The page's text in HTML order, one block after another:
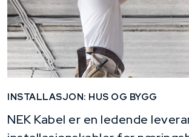
INSTALLASJON: HUS OG BYGG
NEK Kabel er en ledende